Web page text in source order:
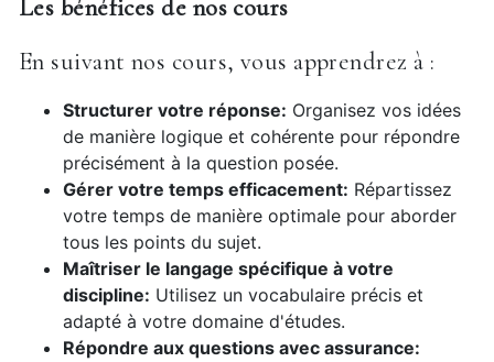
Les bénéfices de nos cours
En suivant nos cours, vous apprendrez à :
Structurer votre réponse: Organisez vos idées
de manière logique et cohérente pour répondre
précisément à la question posée.
Gérer votre temps efficacement: Répartissez
votre temps de manière optimale pour aborder
tous les points du sujet.
Maîtriser le langage spécifique à votre
discipline: Utilisez un vocabulaire précis et
adapté à votre domaine d'études.
Répondre aux questions avec assurance: